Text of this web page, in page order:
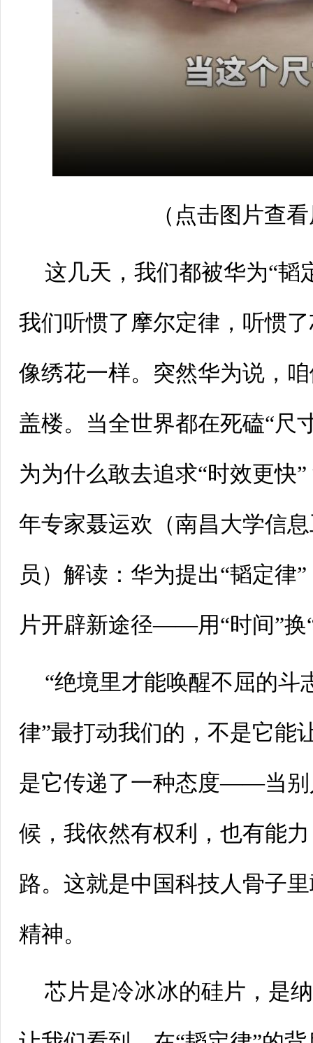
（点击图片查
这几天，我们都被华为“韬
我们听惯了摩尔定律，听惯
像绣花一样。突然华为说，
盖楼。当全世界都在死磕“尺
为为什么敢去追求“时效更快
年专家聂运欢（南昌大学信
员）解读：华为提出“韬定律
片开辟新途径——用“时间”换
“绝境里才能唤醒不屈的斗
律”最打动我们的，不是它能
是它传递了一种态度——当别
候，我依然有权利，也有能
路。这就是中国科技人骨子
精神。
芯片是冷冰冰的硅片，是